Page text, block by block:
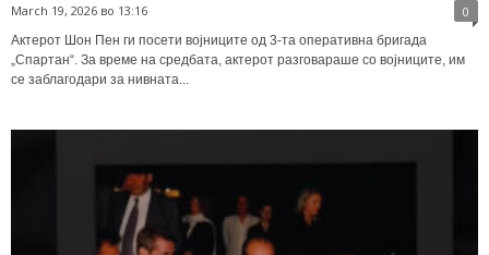
March 19, 2026 во 13:16 0
Актерот Шон Пен ги посети војниците од 3-та оперативна бригада
„Спартан“. За време на средбата, актерот разговараше со војниците, им
се заблагодари за нивната...